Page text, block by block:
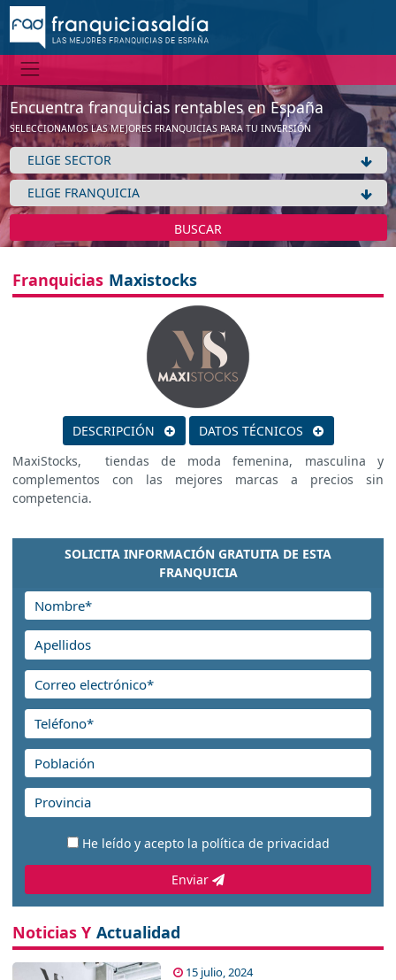
Encuentra franquicias rentables en España
SELECCIONAMOS LAS MEJORES FRANQUICIAS PARA TU INVERSIÓN
BUSCAR
Franquicias Maxistocks
DESCRIPCIÓN
DATOS TÉCNICOS
MaxiStocks, tiendas de moda femenina, masculina y
complementos con las mejores marcas a precios sin
competencia.
SOLICITA INFORMACIÓN GRATUITA DE ESTA
FRANQUICIA
He leído y acepto la política de privacidad
Enviar
Noticias Y Actualidad
15 julio, 2024